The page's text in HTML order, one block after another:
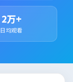
2万+
日均观看